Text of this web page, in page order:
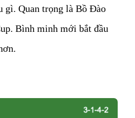
gì. Quan trọng là Bồ Đào
Bình minh mới bắt đầu